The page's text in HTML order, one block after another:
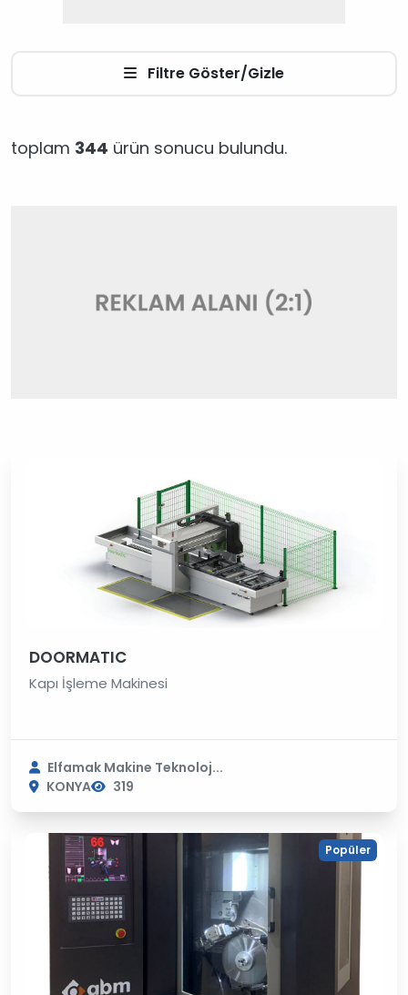
Filtre Göster/Gizle
toplam 344 ürün sonucu bulundu.
DOORMATIC
Kapı İşleme Makinesi
Elfamak Makine Teknoloj...
KONYA
319
Popüler